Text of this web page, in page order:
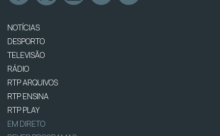
NOTÍCIAS
DESPORTO
TELEVISÃO
RÁDIO
RTP ARQUIVOS
RTP ENSINA
RTP PLAY
EM DIRETO